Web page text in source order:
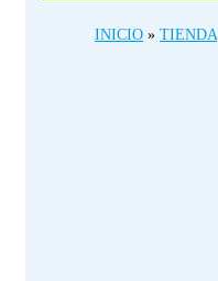
INICIO » TIENDA